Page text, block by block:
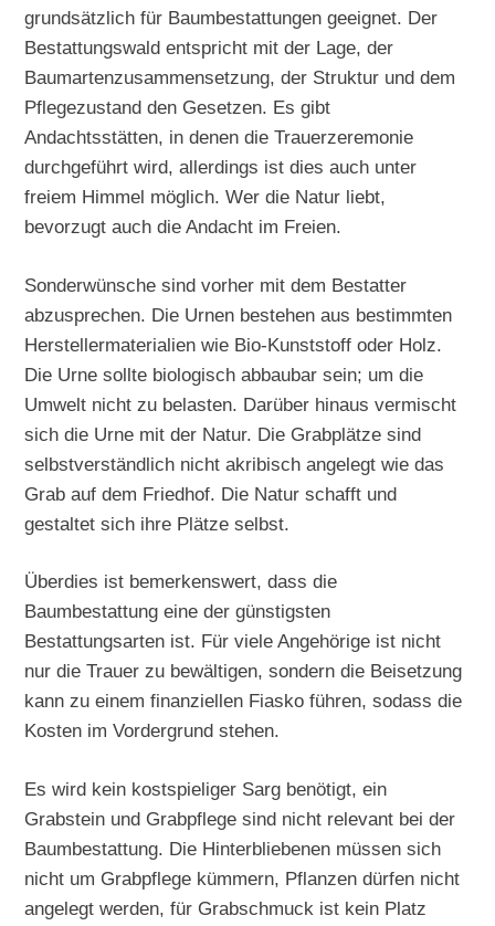
grundsätzlich für Baumbestattungen geeignet. Der
Bestattungswald entspricht mit der Lage, der
Baumartenzusammensetzung, der Struktur und dem
Pflegezustand den Gesetzen. Es gibt
Andachtsstätten, in denen die Trauerzeremonie
durchgeführt wird, allerdings ist dies auch unter
freiem Himmel möglich. Wer die Natur liebt,
bevorzugt auch die Andacht im Freien.
Sonderwünsche sind vorher mit dem Bestatter
abzusprechen. Die Urnen bestehen aus bestimmten
Herstellermaterialien wie Bio-Kunststoff oder Holz.
Die Urne sollte biologisch abbaubar sein; um die
Umwelt nicht zu belasten. Darüber hinaus vermischt
sich die Urne mit der Natur. Die Grabplätze sind
selbstverständlich nicht akribisch angelegt wie das
Grab auf dem Friedhof. Die Natur schafft und
gestaltet sich ihre Plätze selbst.
Überdies ist bemerkenswert, dass die
Baumbestattung eine der günstigsten
Bestattungsarten ist. Für viele Angehörige ist nicht
nur die Trauer zu bewältigen, sondern die Beisetzung
kann zu einem finanziellen Fiasko führen, sodass die
Kosten im Vordergrund stehen.
Es wird kein kostspieliger Sarg benötigt, ein
Grabstein und Grabpflege sind nicht relevant bei der
Baumbestattung. Die Hinterbliebenen müssen sich
nicht um Grabpflege kümmern, Pflanzen dürfen nicht
angelegt werden, für Grabschmuck ist kein Platz